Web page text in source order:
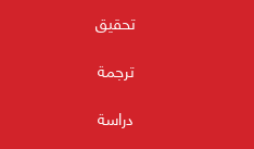
تحقيق
ترجمة
دراسة